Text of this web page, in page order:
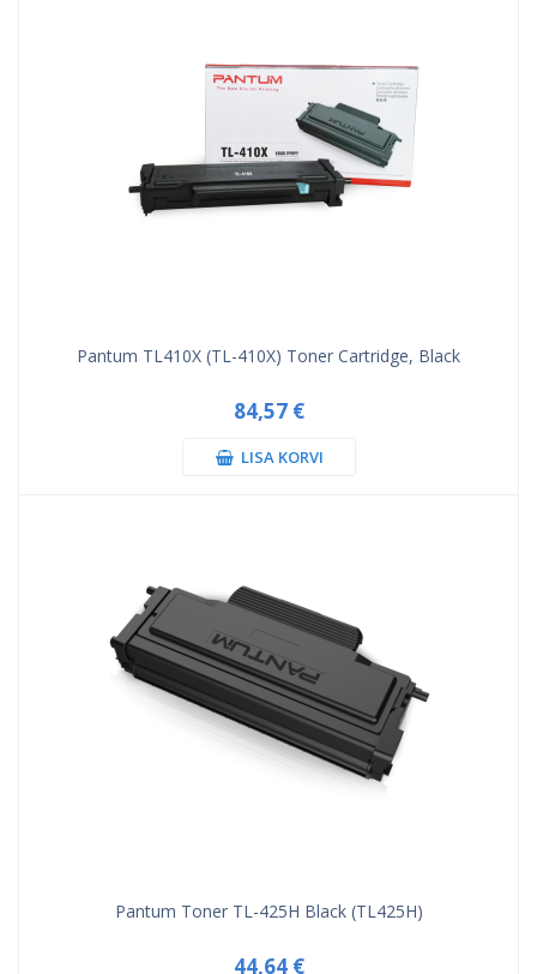
Pantum TL410X (TL-410X) Toner Cartridge, Black
84,57 €
LISA KORVI
Pantum Toner TL-425H Black (TL425H)
44,64 €